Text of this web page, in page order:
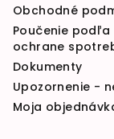
Obchodné
Poučenie podľa
ochrane
Dokumenty
Upozornenie -
Moja